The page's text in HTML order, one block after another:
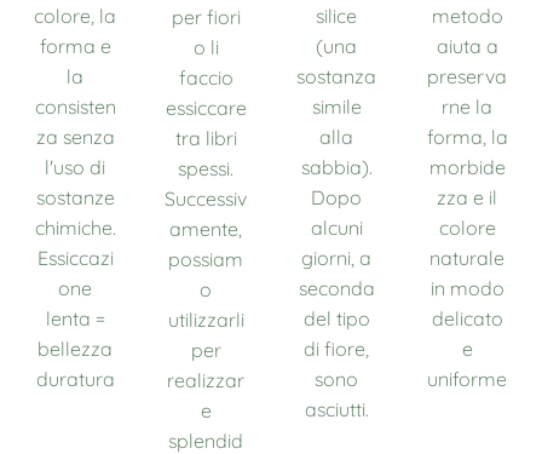
colore, la
forma e
la
consisten
za senza
l'uso di
sostanze
chimiche.
Essiccazi
one
lenta =
bellezza
duratura
per fiori
o li
faccio
essiccare
tra libri
spessi.
Successiv
amente,
possiam
o
utilizzarli
per
realizzar
e
splendid
silice
(una
sostanza
simile
alla
sabbia).
Dopo
alcuni
giorni, a
seconda
del tipo
di fiore,
sono
asciutti.
metodo
aiuta a
preserva
rne la
forma, la
morbide
zza e il
colore
naturale
in modo
delicato
e
uniforme